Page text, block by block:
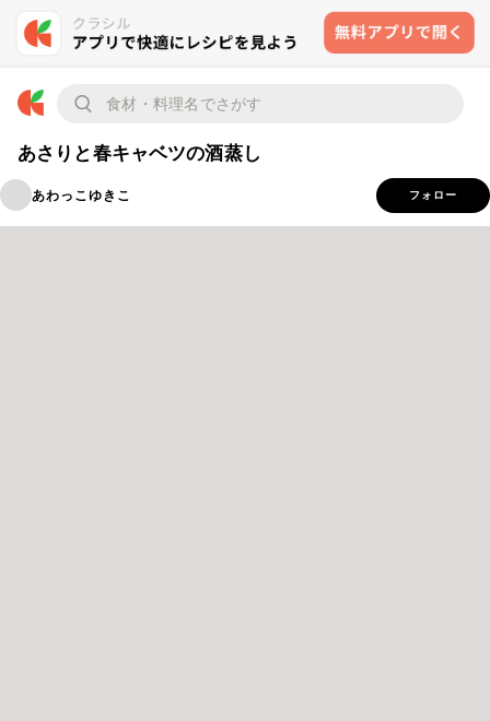
あさりと春キャベツの酒蒸し
あわっこゆきこ フォロー